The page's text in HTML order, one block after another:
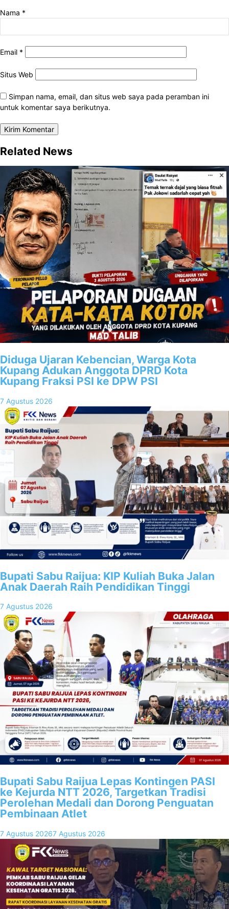
Nama *
Email *
Situs Web
Simpan nama, email, dan situs web saya pada peramban ini
untuk komentar saya berikutnya.
Related News
Diduga Ujaran Kebencian, Warga Kota
Kupang Adukan Anggota DPRD Kota
Kupang Fraksi PSI ke DPW PSI
7 Agustus 2026
Bupati Sabu Raijua: KIP Kuliah Buka Jalan
Anak Daerah Raih Pendidikan Tinggi
7 Agustus 2026
Bupati Sabu Raijua Lepas Kontingen PASI
ke Kejurda NTT 2026, Targetkan Tradisi
Perolehan Medali dan Dorong Penguatan
Pembinaan Atlet
7 Agustus 20267 Agustus 2026